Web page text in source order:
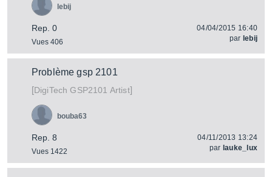
Rep. 0
Vues 406
lebij
04/04/2015 16:40
par lebij
Problème gsp 2101
[DigiTech GSP2101 Artist]
Rep. 8
Vues 1422
bouba63
04/11/2013 13:24
par lauke_lux